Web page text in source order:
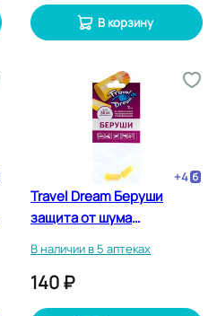
В корзину
+4
Travel Dream Беруши
защита от шума
В наличии в 5 аптеках
140 ₽